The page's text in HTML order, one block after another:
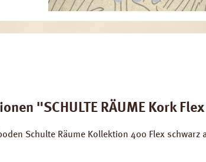
"SCHULTE RÄUME Kork
Schulte Räume Kollektion 400 Flex